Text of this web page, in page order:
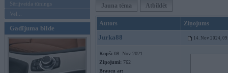
Sērijveida tūnings
Vel...
Gadījuma bilde
Jauna tēma Atbildēt
Autors Ziņojums
Jurka88 14. Nov 2024,
Kopš: 08. Nov 2021
Ziņojumi: 762
Braucu ar: